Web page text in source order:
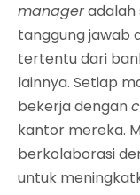
manageradalah
tanggung jawab
tertentu dari
lainnya. Setiap
bekerja dengan
kantor mereka.
berkolaborasi
untuk